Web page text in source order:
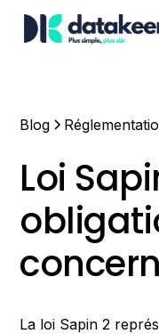
Blog
Loi
La loi Sapin 2